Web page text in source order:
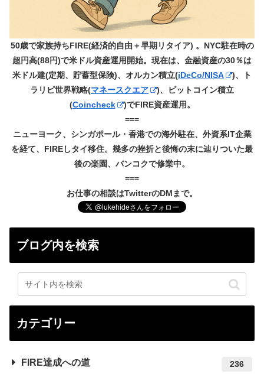
50歳で家族持ちFIRE(経済的自由＋早期リタイア) 。NYC駐在時の
超円高(88円)で米ドル資産運用開始。現在は、金融資産の30％は
米ドル建(定期、貯蓄型保険)、オルカン積立(iDeCo/NISA
)、ト
ラリピ世界戦略(マネースクエア
)、ビットコイン積立
(Coincheck
)でFIRE資産運用。
===
ニューヨーク、シンガポール・香港での海外駐在、外資系IT企業
を経て、FIREしタイ移住。幾多の挫折と後悔の末に辿りついた最
後の楽園、バンコクで修業中。
===
お仕事の相談はTwitterのDMまで。
ブログ内を検索
カテゴリー
FIRE達成への道 236